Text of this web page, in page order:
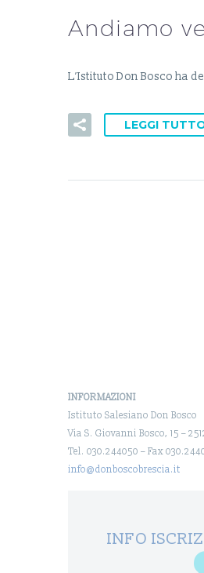
Andiamo
L’Istituto Don Bosco ha
LEGGI
INFORMAZIONI
Istituto Salesiano Don Bosco
Via S. Giovanni Bosco, 15 –
Tel. 030.244050 – Fax
info@donboscobrescia.it
INFO